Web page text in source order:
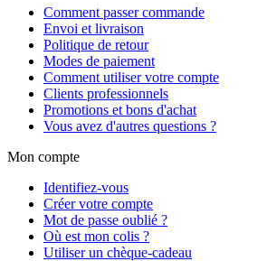
Comment passer commande
Envoi et livraison
Politique de retour
Modes de paiement
Comment utiliser votre compte
Clients professionnels
Promotions et bons d'achat
Vous avez d'autres questions ?
Mon compte
Identifiez-vous
Créer votre compte
Mot de passe oublié ?
Où est mon colis ?
Utiliser un chèque-cadeau